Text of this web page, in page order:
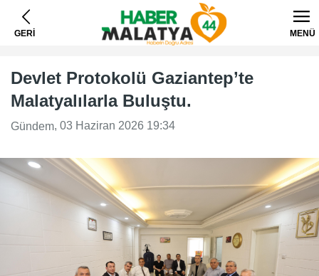
GERİ MENÜ
Devlet Protokolü Gaziantep’te
Malatyalılarla Buluştu.
Gündem, 03 Haziran 2026 19:34